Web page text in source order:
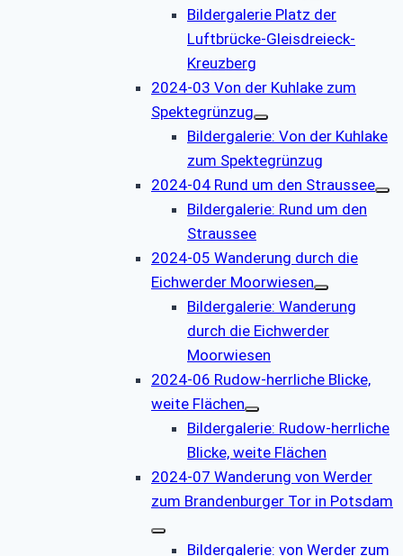
Bildergalerie Platz der
Luftbrücke-Gleisdreieck-
Kreuzberg
2024-03 Von der Kuhlake zum
Spektegrünzug
Bildergalerie: Von der Kuhlake
zum Spektegrünzug
2024-04 Rund um den Straussee
Bildergalerie: Rund um den
Straussee
2024-05 Wanderung durch die
Eichwerder Moorwiesen
Bildergalerie: Wanderung
durch die Eichwerder
Moorwiesen
2024-06 Rudow-herrliche Blicke,
weite Flächen
Bildergalerie: Rudow-herrliche
Blicke, weite Flächen
2024-07 Wanderung von Werder
zum Brandenburger Tor in Potsdam
Bildergalerie: von Werder zum